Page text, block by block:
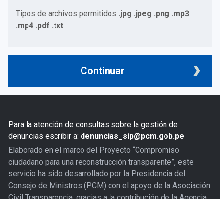
Tipos de archivos permitidos .jpg .jpeg .png .mp3
.mp4 .pdf .txt
Continuar
Para la atención de consultas sobre la gestión de
denuncias escribir a: denuncias_sip@pcm.gob.pe
Elaborado en el marco del Proyecto “Compromiso
ciudadano para una reconstrucción transparente”, este
servicio ha sido desarrollado por la Presidencia del
Consejo de Ministros (PCM) con el apoyo de la Asociación